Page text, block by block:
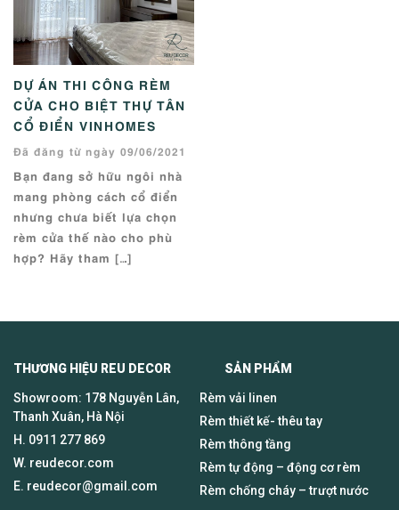
DỰ ÁN THI CÔNG RÈM
CỬA CHO BIỆT THỰ TÂN
CỔ ĐIỂN VINHOMES
Đã đăng từ ngày 09/06/2021
Bạn đang sở hữu ngôi nhà
mang phòng cách cổ điển
nhưng chưa biết lựa chọn
rèm cửa thế nào cho phù
hợp? Hãy tham […]
THƯƠNG HIỆU REU DECOR SẢN PHẨM
Showroom: 178 Nguyễn Lân,
Thanh Xuân, Hà Nội
H. 0911 277 869
W. reudecor.com
E. reudecor@gmail.com
Rèm vải linen
Rèm thiết kế- thêu tay
Rèm thông tầng
Rèm tự động – động cơ rèm
Rèm chống cháy – trượt nước